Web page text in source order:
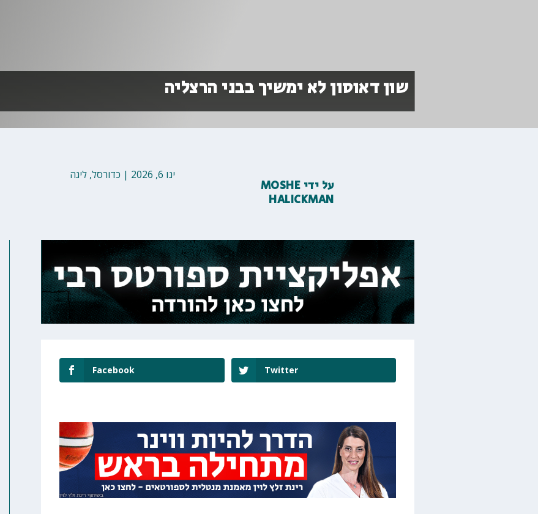
שון דאוסון לא ימשיך בבני הרצליה
ינו 6, 2026 | כדורסל,ליגה
על ידי MOSHE
HALICKMAN
Facebook Twitter